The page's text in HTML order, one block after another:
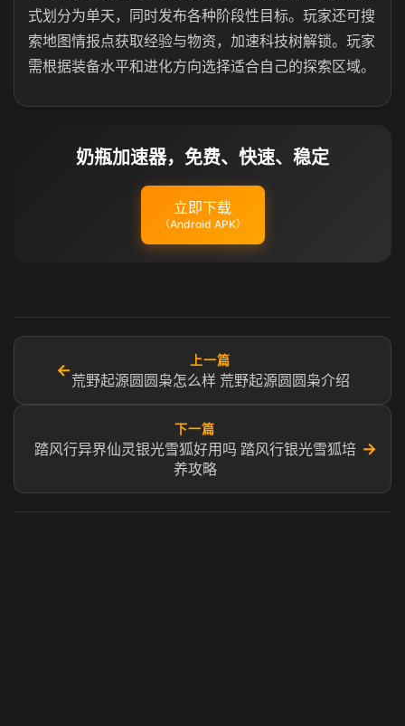
式划分为单天，同时发布各种阶段性目标。玩家还可搜
索地图情报点获取经验与物资，加速科技树解锁。玩家
需根据装备水平和进化方向选择适合自己的探索区域。
奶瓶加速器，免费、快速、稳定
立即下载
（Android APK）
←
上一篇
荒野起源圆圆枭怎么样 荒野起源圆圆枭介绍
下一篇
踏风行异界仙灵银光雪狐好用吗 踏风行银光雪狐培
养攻略
→